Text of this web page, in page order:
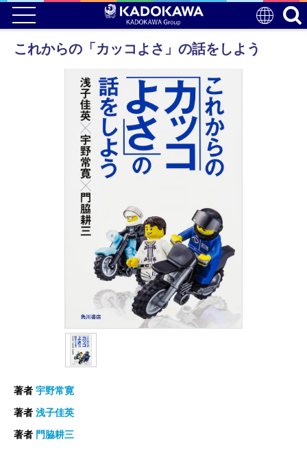
これからの「カッコよさ」の話をしよう
著者 宇野常寛
著者 浅子佳英
著者 門脇耕三